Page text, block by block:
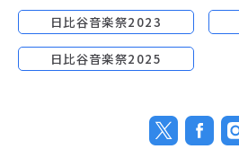
日比谷音楽祭2023
日比谷音楽祭2025